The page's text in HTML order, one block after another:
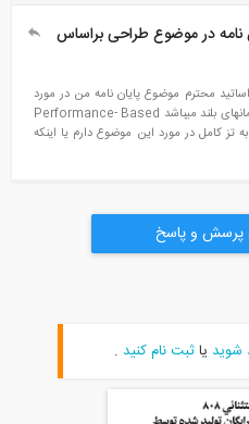
در موضوع طراحی براساس
محترم موضوع پایان نامه من در مورد
طراحی براساس عملکرد ساختمانهای بلند میباشد Performance- Based
Seismic Design احتیاج به تز کامل در مورد این موضوع دارم یا اینکه
و پاسخ
شویدیاثبت نام کنید.